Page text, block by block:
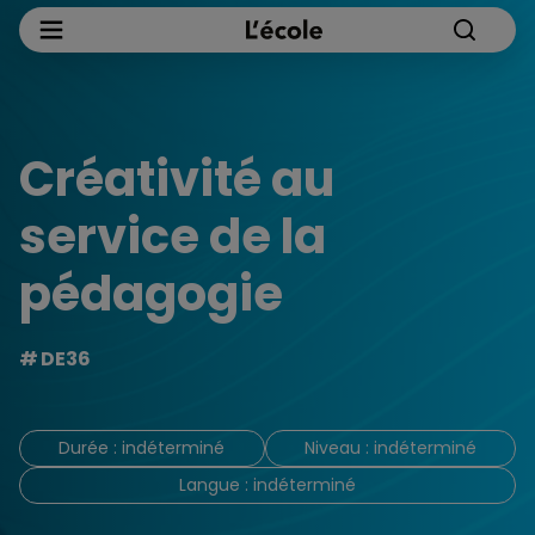
Créativité au
service de la
pédagogie
DE36
Durée : indéterminé
Niveau : indéterminé
Langue : indéterminé